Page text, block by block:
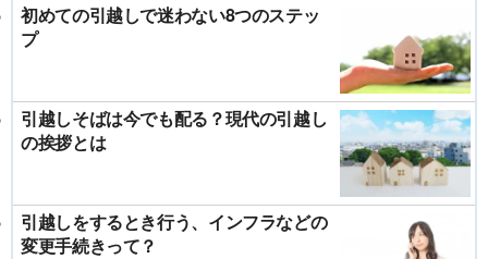
初めての引越しで迷わない8つのステッ
プ
引越しそばは今でも配る？現代の引越し
の挨拶とは
引越しをするとき行う、インフラなどの
変更手続きって？